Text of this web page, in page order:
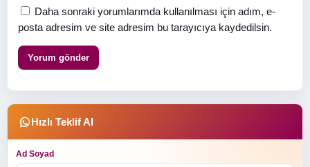
Hızlı Teklif Al
Ad Soyad
Daha sonraki yorumlarımda kullanılması için adım, e-
posta adresim ve site adresim bu tarayıcıya kaydedilsin.